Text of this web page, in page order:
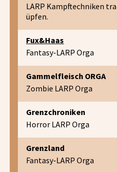
LARP Kampftechniken
üpfen.
Fux&Haas
Fantasy-LARP Orga
Gammelfleisch ORGA
Zombie LARP Orga
Grenzchroniken
Horror LARP Orga
Grenzland
Fantasy-LARP Orga